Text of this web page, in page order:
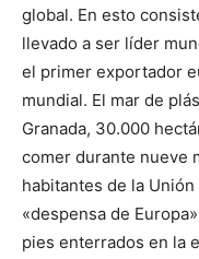
global. En esto
llevado a ser líder
el primer exportador
mundial. El mar de
Granada, 30.000
comer durante nueve
habitantes de la
«despensa de
pies enterrados en la